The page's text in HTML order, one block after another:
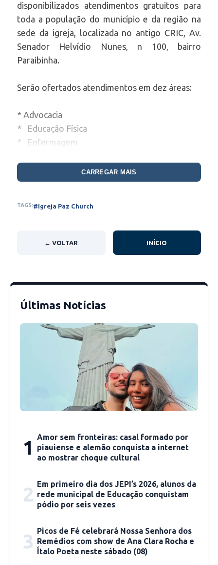
disponibilizados atendimentos gratuitos para
toda a população do município e da região na
sede da igreja, localizada no antigo CRIC, Av.
Senador Helvídio Nunes, n 100, bairro
Paraibinha.
Serão ofertados atendimentos em dez áreas:
* Advocacia
* Educação Física
* Enfermagem
* Fonoaudióloga
* Nutrição
CARREGAR MAIS
TAGS:#Igreja Paz Church
← VOLTAR INÍCIO
Últimas Notícias
1
Amor sem fronteiras: casal formado por
piauiense e alemão conquista a internet
ao mostrar choque cultural
2
Em primeiro dia dos JEPI’s 2026, alunos da
rede municipal de Educação conquistam
pódio por seis vezes
3 Picos de Fé celebrará Nossa Senhora dos
Remédios com show de Ana Clara Rocha e
Ítalo Poeta neste sábado (08)